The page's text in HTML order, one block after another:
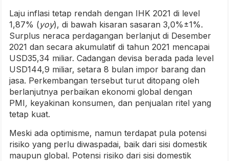
Laju inflasi tetap rendah dengan IHK 2021 di level
1,87% (yoy), di bawah kisaran sasaran 3,0%±1%.
Surplus neraca perdagangan berlanjut di Desember
2021 dan secara akumulatif di tahun 2021 mencapai
USD35,34 miliar. Cadangan devisa berada pada level
USD144,9 miliar, setara 8 bulan impor barang dan
jasa. Perkembangan tersebut turut ditopang oleh
berlanjutnya perbaikan ekonomi global dengan
PMI, keyakinan konsumen, dan penjualan ritel yang
tetap kuat.
Meski ada optimisme, namun terdapat pula potensi
risiko yang perlu diwaspadai, baik dari sisi domestik
maupun global. Potensi risiko dari sisi domestik